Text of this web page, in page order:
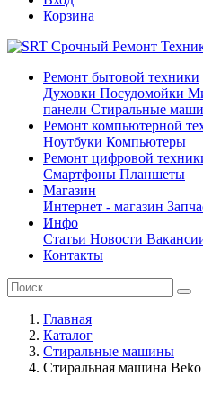
Корзина
Срочный Ремонт
Ремонт бытовой техники
Духовки Посудомойки
панели Стиральные
Ремонт компьютерной
Ноутбуки Компьютеры
Ремонт цифровой
Смартфоны Планшеты
Магазин
Интернет - магазин
Инфо
Статьи Новости
Контакты
Главная
Каталог
Стиральные машины
Стиральная машина